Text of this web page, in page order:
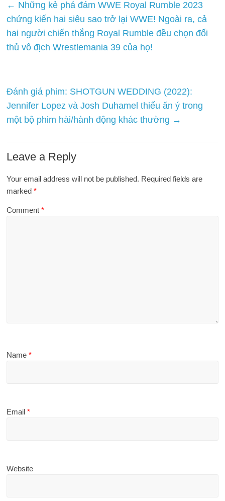
← Những kẻ phá đám WWE Royal Rumble 2023
chứng kiến ​​hai siêu sao trở lại WWE! Ngoài ra, cả
hai người chiến thắng Royal Rumble đều chọn đối
thủ vô địch Wrestlemania 39 của họ!
Đánh giá phim: SHOTGUN WEDDING (2022):
Jennifer Lopez và Josh Duhamel thiếu ăn ý trong
một bộ phim hài/hành động khác thường →
Leave a Reply
Your email address will not be published. Required fields are
marked*
Comment*
Name*
Email*
Website